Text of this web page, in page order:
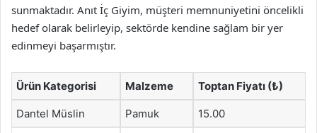
sunmaktadır. Anıt İç Giyim, müşteri memnuniyetini öncelikli
hedef olarak belirleyip, sektörde kendine sağlam bir yer
edinmeyi başarmıştır.
Ürün Kategorisi Malzeme Toptan Fiyatı (₺)
Dantel Müslin Pamuk 15.00